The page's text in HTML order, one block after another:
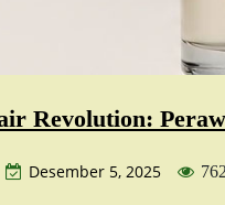
Revolution:
Desember 5, 2025 762